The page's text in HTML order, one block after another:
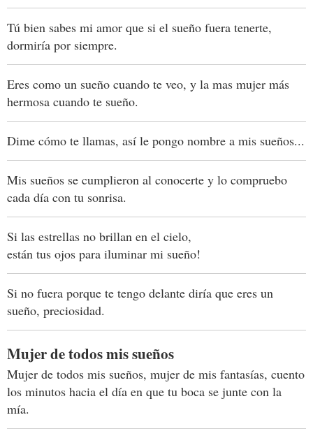
Tú bien sabes mi amor que si el sueño fuera tenerte,
dormiría por siempre.
Eres como un sueño cuando te veo, y la mas mujer más
hermosa cuando te sueño.
Dime cómo te llamas, así le pongo nombre a mis sueños...
Mis sueños se cumplieron al conocerte y lo compruebo
cada día con tu sonrisa.
Si las estrellas no brillan en el cielo,
están tus ojos para iluminar mi sueño!
Si no fuera porque te tengo delante diría que eres un
sueño, preciosidad.
Mujer de todos mis sueños
Mujer de todos mis sueños, mujer de mis fantasías, cuento
los minutos hacia el día en que tu boca se junte con la
mía.